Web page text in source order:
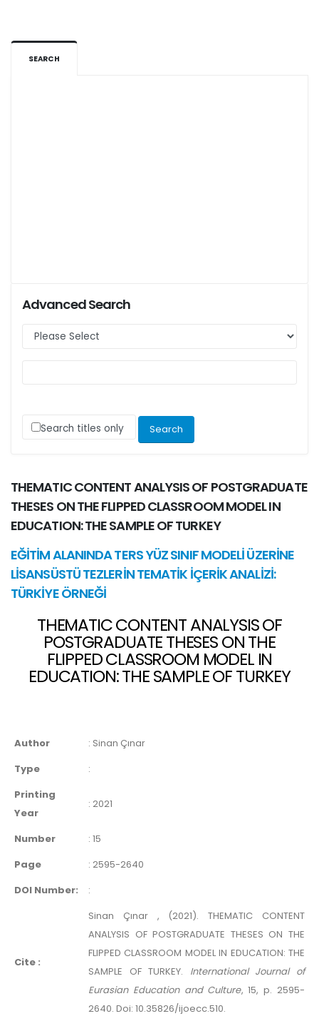
SEARCH
Advanced Search
Search titles only
THEMATIC CONTENT ANALYSIS OF POSTGRADUATE
THESES ON THE FLIPPED CLASSROOM MODEL IN
EDUCATION: THE SAMPLE OF TURKEY
EĞİTİM ALANINDA TERS YÜZ SINIF MODELİ ÜZERİNE
LİSANSÜSTÜ TEZLERİN TEMATİK İÇERİK ANALİZİ:
TÜRKİYE ÖRNEĞİ
THEMATIC CONTENT ANALYSIS OF
POSTGRADUATE THESES ON THE
FLIPPED CLASSROOM MODEL IN
EDUCATION: THE SAMPLE OF TURKEY
Author : Sinan Çınar
Type
:
Printing
Year
: 2021
Number : 15
Page
: 2595-2640
DOI Number:
:
Cite :
Sinan Çınar , (2021). THEMATIC CONTENT
ANALYSIS OF POSTGRADUATE THESES ON THE
FLIPPED CLASSROOM MODEL IN EDUCATION: THE
SAMPLE OF TURKEY. International Journal of
Eurasian Education and Culture, 15, p. 2595-
2640. Doi: 10.35826/ijoecc.510.